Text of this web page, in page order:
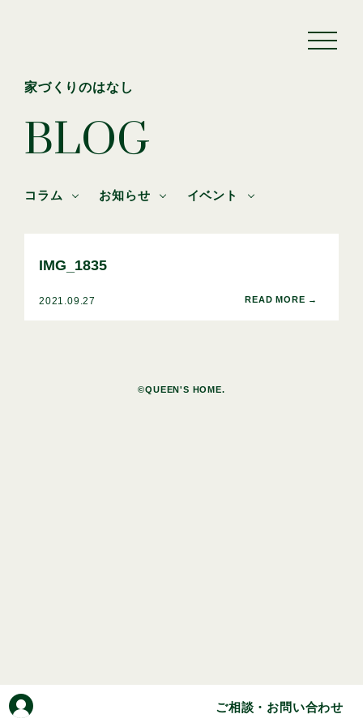
ご相談・お問い合わせ
家づくりのはなし
BLOG
コラム お知らせ イベント
IMG_1835
2021.09.27
©QUEEN'S HOME.